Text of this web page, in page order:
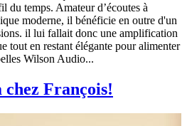
du temps. Amateur d’écoutes à
moderne, il bénéficie en outre d'un
il lui fallait donc une amplification
tout en restant élégante pour alimenter
Wilson Audio...
François!